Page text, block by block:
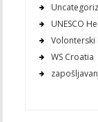
UNESCO
Volonterski
WS Croatia